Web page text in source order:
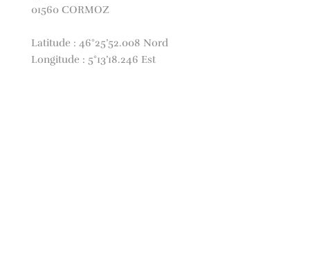
01560 CORMOZ
Latitude : 46°25’52.008 Nord
Longitude : 5°13’18.246 Est